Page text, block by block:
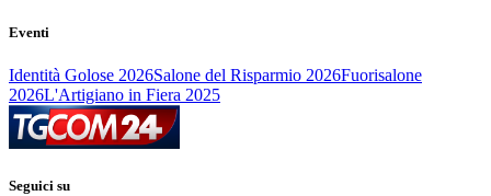
Eventi
Identità Golose 2026Salone del Risparmio 2026Fuorisalone
2026L'Artigiano in Fiera 2025
Seguici su